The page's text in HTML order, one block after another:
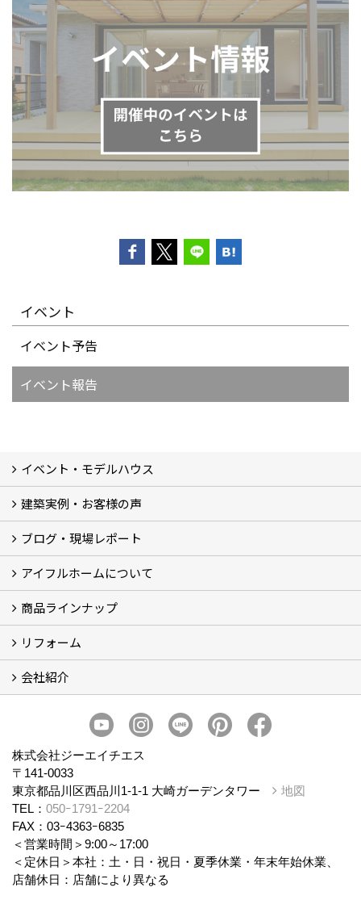
イベント
イベント予告
イベント報告
イベント・モデルハウス
イベント
モデルハウス見学
建築実例・お客様の声
建築実例
お客様の声
ブログ・現場レポート
ブログ
現場レポート
アイフルホームについて
アイフルホームについて (5)
商品ラインナップ
商品ラインナップ
リフォーム
まるごと断熱リフォーム
イベント情報
施工事例
会社紹介
スタッフ紹介
個人情報保護方針
株式会社ジーエイチエス
〒141-0033
東京都品川区西品川1-1-1 大崎ガーデンタワー
地図
TEL： 050ｰ1791ｰ2204
FAX：03ｰ4363ｰ6835
＜営業時間＞9:00～17:00
＜定休日＞本社：土・日・祝日・夏季休業・年末年始休業、
店舗休日：店舗により異なる